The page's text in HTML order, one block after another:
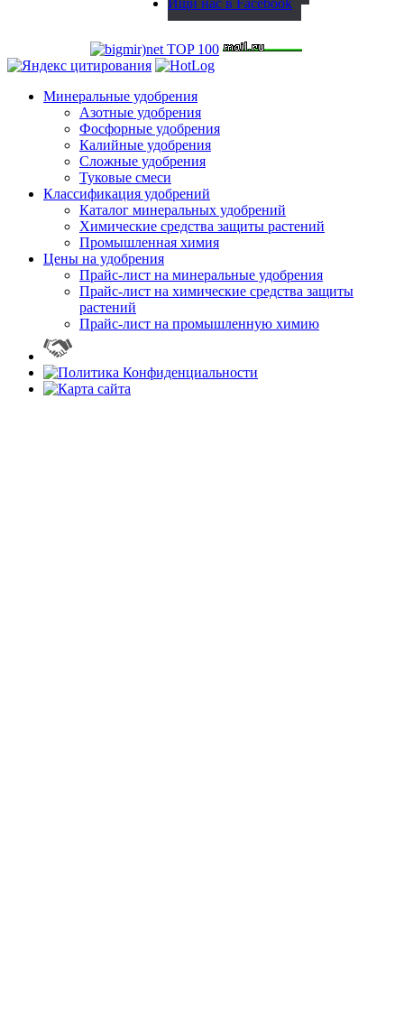
Ищи нас в Facebook
Минеральные удобрения
Азотные удобрения
Фосфорные удобрения
Калийные удобрения
Сложные удобрения
Туковые смеси
Классификация удобрений
Каталог минеральных удобрений
Химические средства защиты растений
Промышленная химия
Цены на удобрения
Прайс-лист на минеральные удобрения
Прайс-лист на химические средства защиты
растений
Прайс-лист на промышленную химию